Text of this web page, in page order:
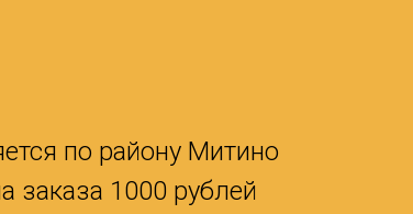
по району Митино
1000 рублей